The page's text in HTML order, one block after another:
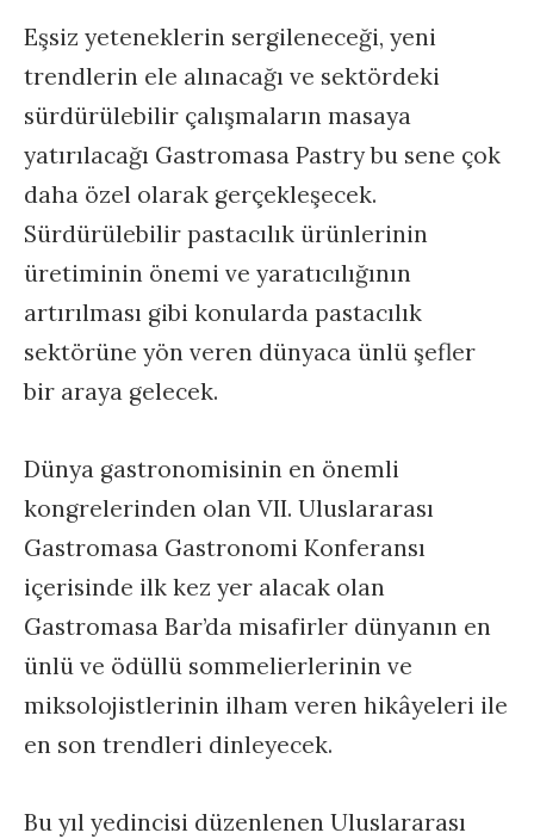
Eşsiz yeteneklerin sergileneceği, yeni
trendlerin ele alınacağı ve sektördeki
sürdürülebilir çalışmaların masaya
yatırılacağı Gastromasa Pastry bu sene çok
daha özel olarak gerçekleşecek.
Sürdürülebilir pastacılık ürünlerinin
üretiminin önemi ve yaratıcılığının
artırılması gibi konularda pastacılık
sektörüne yön veren dünyaca ünlü şefler
bir araya gelecek.
Dünya gastronomisinin en önemli
kongrelerinden olan VII. Uluslararası
Gastromasa Gastronomi Konferansı
içerisinde ilk kez yer alacak olan
Gastromasa Bar’da misafirler dünyanın en
ünlü ve ödüllü sommelierlerinin ve
miksolojistlerinin ilham veren hikâyeleri ile
en son trendleri dinleyecek.
Bu yıl yedincisi düzenlenen Uluslararası